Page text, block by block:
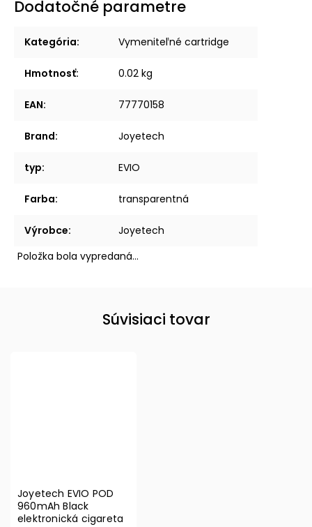
Dodatočné parametre
Kategória: Vymeniteľné cartridge
Hmotnosť: 0.02 kg
EAN: 77770158
Brand: Joyetech
typ: EVIO
Farba: transparentná
Výrobce:
Joyetech
Položka bola vypredaná…
Súvisiaci tovar
Joyetech EVIO POD
960mAh Black
elektronická cigareta